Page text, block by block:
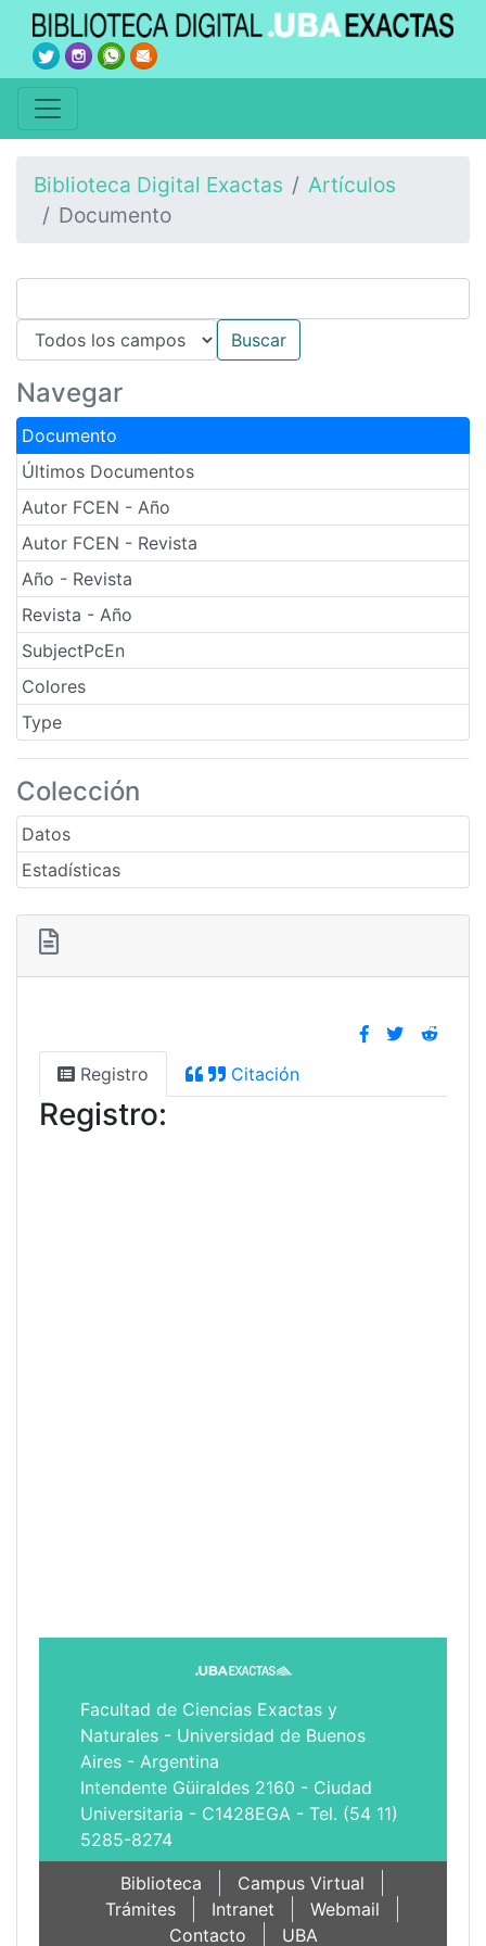
Biblioteca Digital Exactas
Artículos
Documento
Navegar
Documento
Últimos Documentos
Autor FCEN - Año
Autor FCEN - Revista
Año - Revista
Revista - Año
SubjectPcEn
Colores
Type
Colección
Datos
Estadísticas
Registro Citación
Registro:
Facultad de Ciencias Exactas y
Naturales - Universidad de Buenos
Aires - Argentina
Intendente Güiraldes 2160 - Ciudad
Universitaria - C1428EGA - Tel. (54 11)
5285-8274
Biblioteca
Campus Virtual
Trámites
Intranet
Webmail
Contacto
UBA